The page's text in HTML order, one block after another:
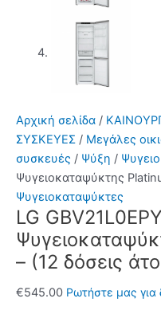
Αρχική σελίδα /
ΣΥΣΚΕΥΕΣ / Μεγάλες
συσκευές / Ψύξη /
Ψυγειοκαταψύκτης
Ψυγειοκαταψύκτες
LG GBV21L0EPY
– (12 δόσεις
€545.00 Ρωτήστε μας για